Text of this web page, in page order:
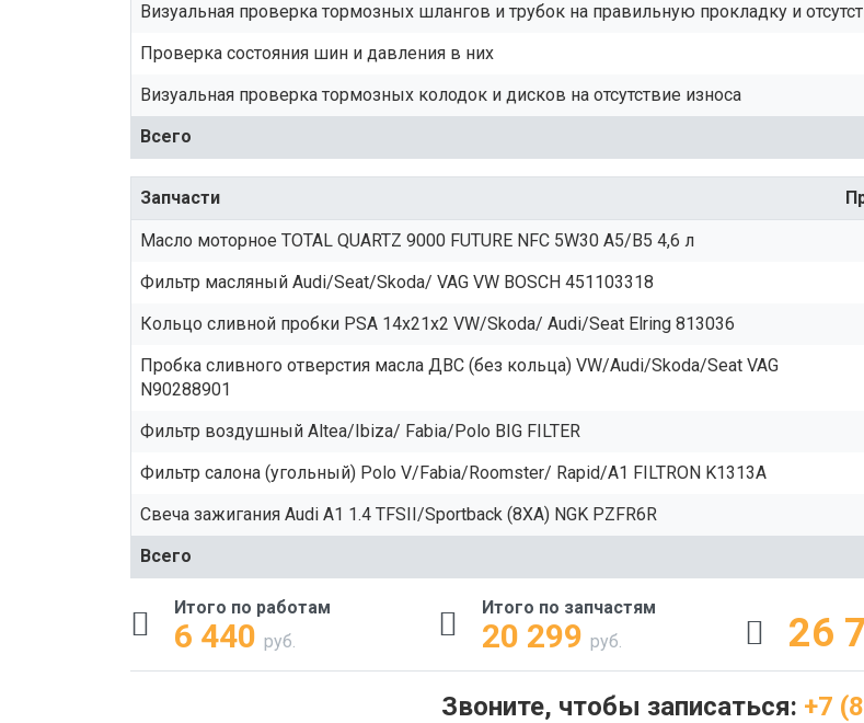
Визуальная проверка тормозных шлангов и трубок на правильную прокладку и
Проверка состояния шин и давления в них
Визуальная проверка тормозных колодок и дисков на отсутствие износа
Всего
Запчасти
Масло моторное TOTAL QUARTZ 9000 FUTURE NFC 5W30 A5/B5 4,6 л
Фильтр масляный Audi/Seat/Skoda/ VAG VW BOSCH 451103318
Кольцо сливной пробки PSA 14x21x2 VW/Skoda/ Audi/Seat Elring 813036
Пробка сливного отверстия масла ДВС (без кольца) VW/Audi/Skoda/Seat VAG
N90288901
Фильтр воздушный Altea/Ibiza/ Fabia/Polo BIG FILTER
Фильтр салона (угольный) Polo V/Fabia/Roomster/ Rapid/A1 FILTRON K1313A
Свеча зажигания Audi A1 1.4 TFSII/Sportback (8XA) NGK PZFR6R
Всего
Итого по работам
6 440 руб.
Итого по запчастям
20 299 руб. 26
Звоните, чтобы записаться: +7